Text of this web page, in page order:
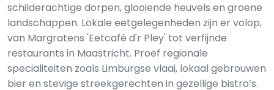
schilderachtige dorpen, glooiende heuvels en groene
landschappen. Lokale eetgelegenheden zijn er volop,
van Margratens 'Eetcafé d'r Pley' tot verfijnde
restaurants in Maastricht. Proef regionale
specialiteiten zoals Limburgse vlaai, lokaal gebrouwen
bier en stevige streekgerechten in gezellige bistro’s.